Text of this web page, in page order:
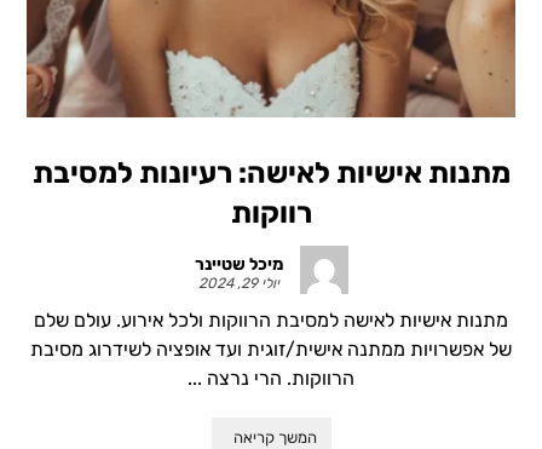
מתנות אישיות לאישה: רעיונות למסיבת
רווקות
מיכל שטיינר
יולי 29, 2024
מתנות אישיות לאישה למסיבת הרווקות ולכל אירוע. עולם שלם
של אפשרויות ממתנה אישית/זוגית ועד אופציה לשידרוג מסיבת
הרווקות. הרי נרצה ...
המשך קריאה